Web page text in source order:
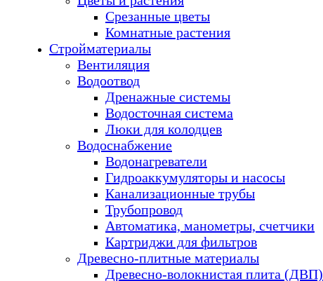
Срезанные цветы
Комнатные растения
Стройматериалы
Вентиляция
Водоотвод
Дренажные системы
Водосточная система
Люки для колодцев
Водоснабжение
Водонагреватели
Гидроаккумуляторы и насосы
Канализационные трубы
Трубопровод
Автоматика, манометры, счетчики
Картриджи для фильтров
Древесно-плитные материалы
Древесно-волокнистая плита (ДВП)